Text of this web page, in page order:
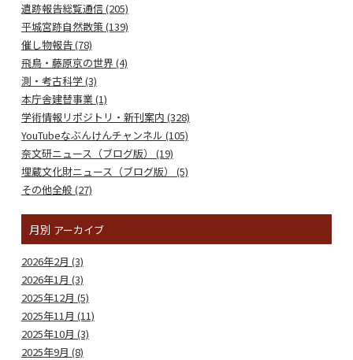
遺跡報告総覧通信 (205)
平城宮跡自然散策 (139)
催し物報告 (78)
飛鳥・藤原京の世界 (4)
測・考古科学 (3)
本庁舎建替事業 (1)
学術情報リポジトリ・新刊案内 (328)
YouTubeなぶんけんチャンネル (105)
奈文研ニュース（ブログ版） (19)
埋蔵文化財ニュース（ブログ版） (5)
その他全般 (27)
月別 アーカイブ
2026年2月 (3)
2026年1月 (3)
2025年12月 (5)
2025年11月 (11)
2025年10月 (3)
2025年9月 (8)